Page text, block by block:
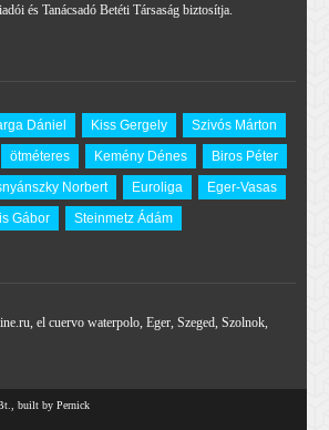
és Tanácsadó Betéti Társaság biztosítja.
Dániel Kiss Gergely
Szivós Márton
ötméteres Kemény Dénes
Biros Péter
Norbert Euroliga
Eger-Vasas
Gábor
Steinmetz Ádám
, el cuervo waterpolo, Eger, Szeged, Szolnok,
built by Pernick